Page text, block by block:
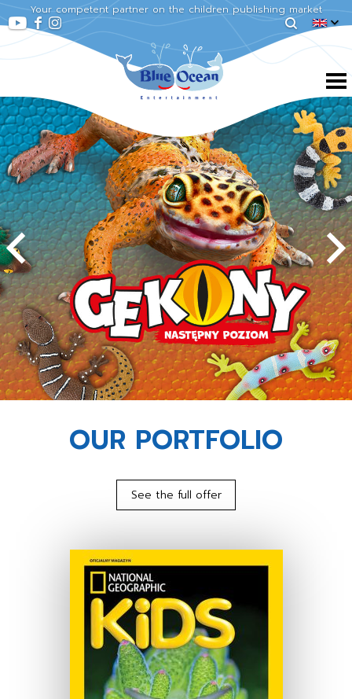
Your competent partner on the children publishing market
OUR PORTFOLIO
See the full offer